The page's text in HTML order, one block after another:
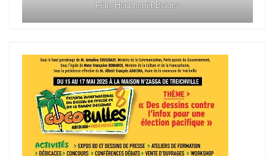
Félix Houphouët Boigny